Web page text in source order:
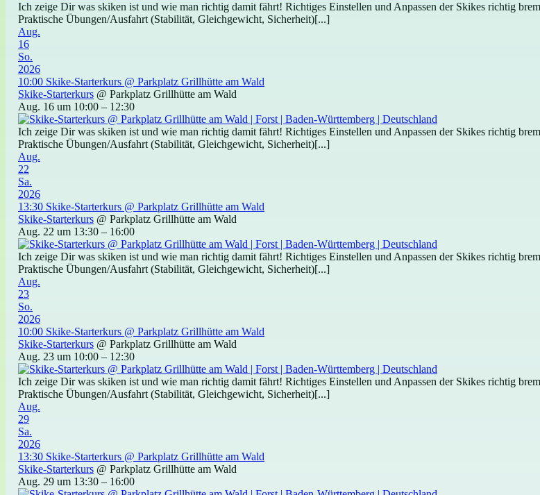
Ich zeige Dir was skiken ist und wie man richtig damit fährt! Richtiges Einstellen und Anpassen der Skikes richtig
Praktische Übungen/Ausfahrt (Stabilität, Gleichgewicht, Sicherheit)[...]
Aug.
16
So.
2026
10:00 Skike-Starterkurs @ Parkplatz Grillhütte am Wald
Skike-Starterkurs @ Parkplatz Grillhütte am Wald
Aug. 16 um 10:00 – 12:30
Ich zeige Dir was skiken ist und wie man richtig damit fährt! Richtiges Einstellen und Anpassen der Skikes richtig
Praktische Übungen/Ausfahrt (Stabilität, Gleichgewicht, Sicherheit)[...]
Aug.
22
Sa.
2026
13:30 Skike-Starterkurs @ Parkplatz Grillhütte am Wald
Skike-Starterkurs @ Parkplatz Grillhütte am Wald
Aug. 22 um 13:30 – 16:00
Ich zeige Dir was skiken ist und wie man richtig damit fährt! Richtiges Einstellen und Anpassen der Skikes richtig
Praktische Übungen/Ausfahrt (Stabilität, Gleichgewicht, Sicherheit)[...]
Aug.
23
So.
2026
10:00 Skike-Starterkurs @ Parkplatz Grillhütte am Wald
Skike-Starterkurs @ Parkplatz Grillhütte am Wald
Aug. 23 um 10:00 – 12:30
Ich zeige Dir was skiken ist und wie man richtig damit fährt! Richtiges Einstellen und Anpassen der Skikes richtig
Praktische Übungen/Ausfahrt (Stabilität, Gleichgewicht, Sicherheit)[...]
Aug.
29
Sa.
2026
13:30 Skike-Starterkurs @ Parkplatz Grillhütte am Wald
Skike-Starterkurs @ Parkplatz Grillhütte am Wald
Aug. 29 um 13:30 – 16:00